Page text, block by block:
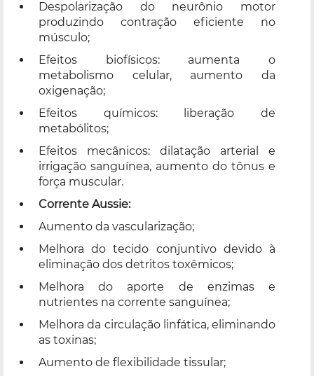
Despolarização do neurônio motor
produzindo contração eficiente no
músculo;
Efeitos biofísicos: aumenta o
metabolismo celular, aumento da
oxigenação;
Efeitos químicos: liberação de
metabólitos;
Efeitos mecânicos: dilatação arterial e
irrigação sanguínea, aumento do tônus e
força muscular.
Corrente Aussie:
Aumento da vascularização;
Melhora do tecido conjuntivo devido à
eliminação dos detritos toxêmicos;
Melhora do aporte de enzimas e
nutrientes na corrente sanguínea;
Melhora da circulação linfática, eliminando
as toxinas;
Aumento de flexibilidade tissular;